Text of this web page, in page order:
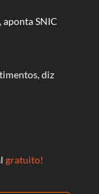
aponta SNIC
diz
gratuito!